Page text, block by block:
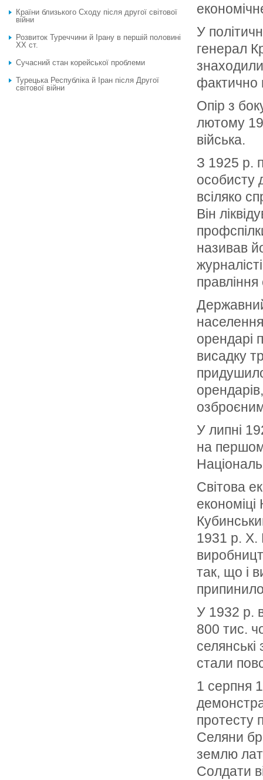
У
генерал
фактично
Опір з
лютому
війська.
З 1925 р.
особисту
всіляко
Він
називав
орендарі
висадку
У липні
на
Світова
1931 р. Х.
так, що і
У 1932 р.
800 тис.
селянські
стали
1 серпня
протесту
Селяни
землю
Солдати
Країни близького Сходу після другої світової
війни
Розвиток Туреччини й Ірану в першій половині
ХХ ст.
Сучасний стан корейської проблеми
Турецька Республіка й Іран після Другої
світової війни